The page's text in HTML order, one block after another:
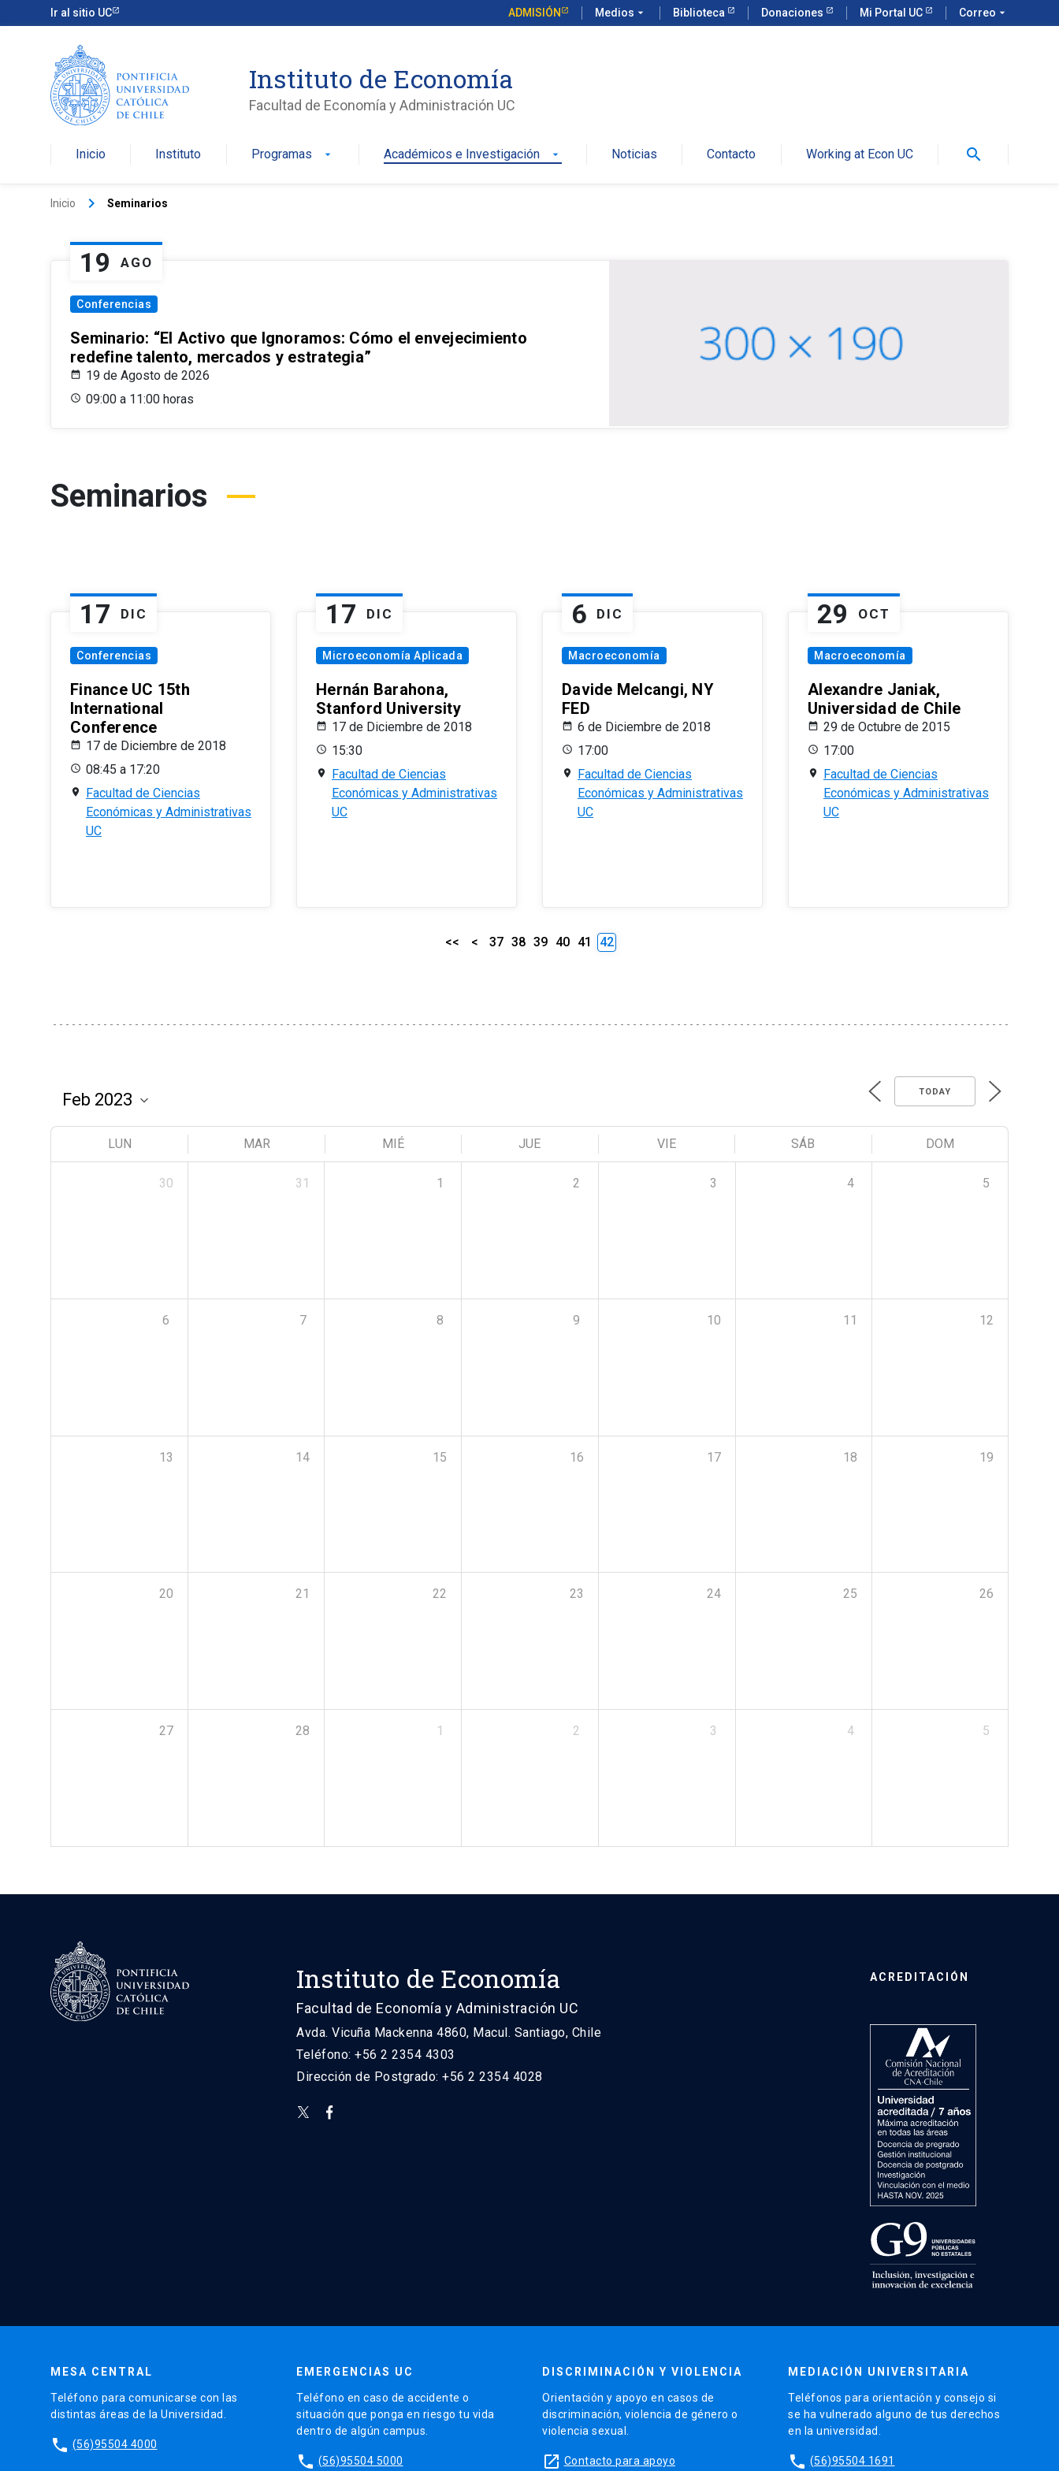
Ir al sitio UC ADMISIÓN Medios arrow_drop_down Biblioteca Donaciones Mi Portal UC Correo arrow_drop_down
Instituto de Economía
Facultad de Economía y Administración UC
Inicio Instituto Programas arrow_drop_down Académicos e Investigación arrow_drop_down Noticias Contacto Working at Econ UC search
Inicio keyboard_arrow_right Seminarios
19 AGO
Conferencias
Seminario: “El Activo que Ignoramos: Cómo el envejecimiento
redefine talento, mercados y estrategia”
19 de Agosto de 2026
09:00 a 11:00 horas
Seminarios
17 DIC
Conferencias
Finance UC 15th
International
Conference
17 de Diciembre de 2018
08:45 a 17:20
Facultad de Ciencias
Económicas y Administrativas
UC
17 DIC
Microeconomía Aplicada
Hernán Barahona,
Stanford University
17 de Diciembre de 2018
15:30
Facultad de Ciencias
Económicas y Administrativas
UC
6 DIC
Macroeconomía
Davide Melcangi, NY
FED
6 de Diciembre de 2018
17:00
Facultad de Ciencias
Económicas y Administrativas
UC
29 OCT
Macroeconomía
Alexandre Janiak,
Universidad de Chile
29 de Octubre de 2015
17:00
Facultad de Ciencias
Económicas y Administrativas
UC
<< < 37 38 39 40 41 42
TODAY
LUN MAR MIÉ JUE VIE SÁB DOM
30 31 1 2 3 4 5
6 7 8 9 10 11 12
13 14 15 16 17 18 19
20 21 22 23 24 25 26
27 28 1 2 3 4 5
Instituto de Economía
Facultad de Economía y Administración UC
Avda. Vicuña Mackenna 4860, Macul. Santiago, Chile
Teléfono: +56 2 2354 4303
Dirección de Postgrado: +56 2 2354 4028
ACREDITACIÓN
MESA CENTRAL
Teléfono para comunicarse con las
distintas áreas de la Universidad.
phone (56)95504 4000
EMERGENCIAS UC
Teléfono en caso de accidente o
situación que ponga en riesgo tu vida
dentro de algún campus.
phone (56)95504 5000
DISCRIMINACIÓN Y VIOLENCIA
Orientación y apoyo en casos de
discriminación, violencia de género o
violencia sexual.
launch Contacto para apoyo
MEDIACIÓN UNIVERSITARIA
Teléfonos para orientación y consejo si
se ha vulnerado alguno de tus derechos
en la universidad.
phone (56)95504 1691